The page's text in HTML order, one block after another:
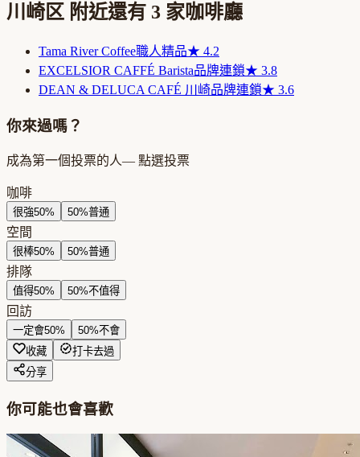
川崎区 附近還有 3 家咖啡廳
Tama River Coffee職人精品★ 4.2
EXCELSIOR CAFFÉ Barista品牌連鎖★ 3.8
DEAN & DELUCA CAFÉ 川崎品牌連鎖★ 3.6
你來過嗎？
成為第一個投票的人— 點選投票
咖啡
很強50% 50%普通
空間
很棒50% 50%普通
排隊
值得50% 50%不值得
回訪
一定會50% 50%不會
收藏
打卡去過
分享
你可能也會喜歡